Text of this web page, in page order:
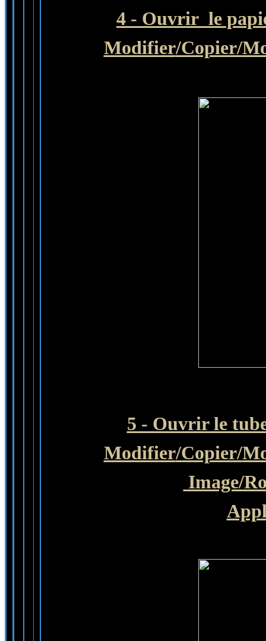
4 - Ouvrir le
Modifier/Copier/
5 - Ouvrir le
Modifier/Copier/
Image/